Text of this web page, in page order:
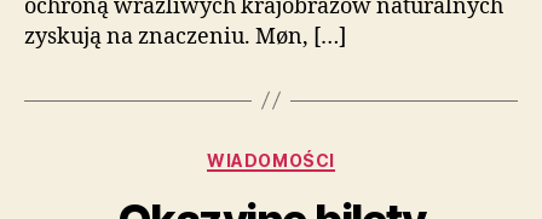
ochroną wrażliwych krajobrazów naturalnych
zyskują na znaczeniu. Møn, […]
Kategorie
WIADOMOŚCI